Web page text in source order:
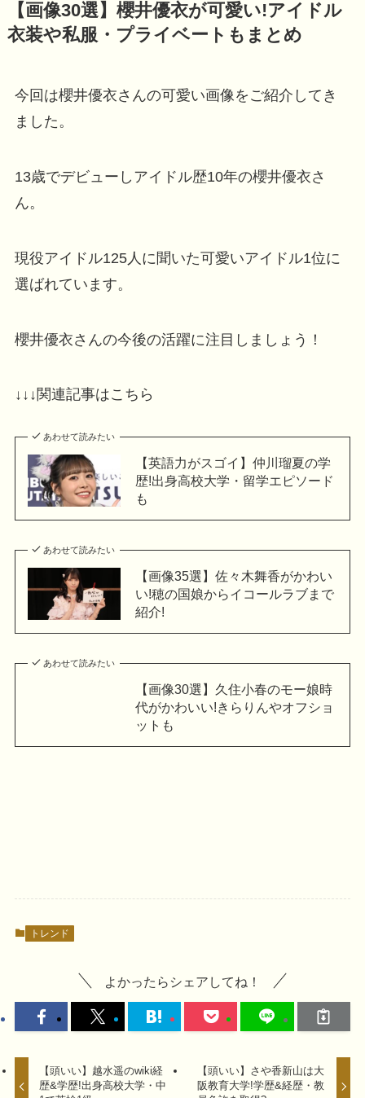
【画像30選】櫻井優衣が可愛い!アイドル
衣装や私服・プライベートもまとめ
今回は櫻井優衣さんの可愛い画像をご紹介してき
ました。
13歳でデビューしアイドル歴10年の櫻井優衣さ
ん。
現役アイドル125人に聞いた可愛いアイドル1位に
選ばれています。
櫻井優衣さんの今後の活躍に注目しましょう！
↓↓↓関連記事はこちら
あわせて読みたい
【英語力がスゴイ】仲川瑠夏の学
歴!出身高校大学・留学エピソード
も
あわせて読みたい
【画像35選】佐々木舞香がかわい
い!穂の国娘からイコールラブまで
紹介!
あわせて読みたい
【画像30選】久住小春のモー娘時
代がかわいい!きらりんやオフショ
ットも
トレンド
よかったらシェアしてね！
【頭いい】越水遥のwiki経
歴&学歴!出身高校大学・中
【頭いい】さや香新山は大
阪教育大学!学歴&経歴・教